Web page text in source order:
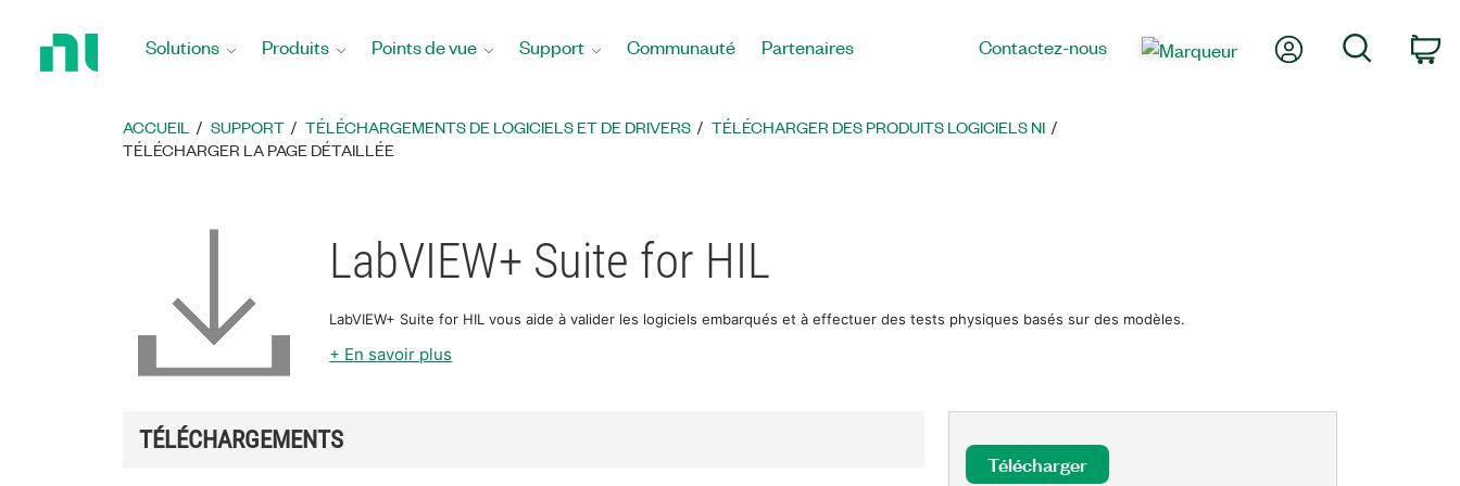
Solutions Produits Points de vue Support Communauté Partenaires Contactez-nous Mon compte
ACCUEIL SUPPORT TÉLÉCHARGEMENTS DE LOGICIELS ET DE DRIVERS
TÉLÉCHARGER DES PRODUITS LOGICIELS NI
TÉLÉCHARGER LA PAGE DÉTAILLÉE
LabVIEW+ Suite for HIL
LabVIEW+ Suite for HIL vous aide à valider les logiciels embarqués et à effectuer des tests physiques basés sur des modèles.
+ En savoir plus
TÉLÉCHARGEMENTS
Télécharger